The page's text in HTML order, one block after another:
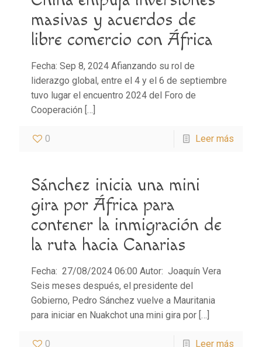
masivas y acuerdos de
libre comercio con África
Fecha: Sep 8, 2024 Afianzando su rol de
liderazgo global, entre el 4 y el 6 de septiembre
tuvo lugar el encuentro 2024 del Foro de
Cooperación […]
0 Leer más
Sánchez inicia una mini
gira por África para
contener la inmigración de
la ruta hacia Canarias
Fecha: 27/08/2024 06:00 Autor: Joaquín Vera
Seis meses después, el presidente del
Gobierno, Pedro Sánchez vuelve a Mauritania
para iniciar en Nuakchot una mini gira por […]
0 Leer más